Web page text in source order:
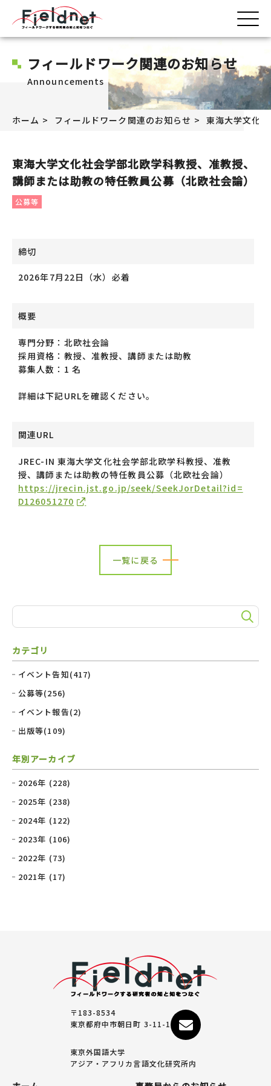
フィールドワーク関連のお知らせ
Announcements
ホーム フィールドワーク関連のお知らせ 東海大学文化
東海大学文化社会学部北欧学科教授、准教授、
講師または助教の特任教員公募（北欧社会論）
公募等
締切
2026年7月22日（水）必着
概要
専門分野 ：北欧社会論
採用資格：教授、准教授、講師または助教
募集人数：1 名
詳細は下記URLを確認ください。
関連URL
JREC-IN 東海大学文化社会学部北欧学科教授、准教
授、講師または助教の特任教員公募（北欧社会論）
https://jrecin.jst.go.jp/seek/SeekJorDetail?id=
D126051270
一覧に戻る
カテゴリ
イベント告知(417)
公募等(256)
イベント報告(2)
出版等(109)
年別アーカイブ
2026年 (228)
2025年 (238)
2024年 (122)
2023年 (106)
2022年 (73)
2021年 (17)
〒183-8534
東京都府中市朝日町 3-11-1
東京外国語大学
アジア・アフリカ言語文化研究所内